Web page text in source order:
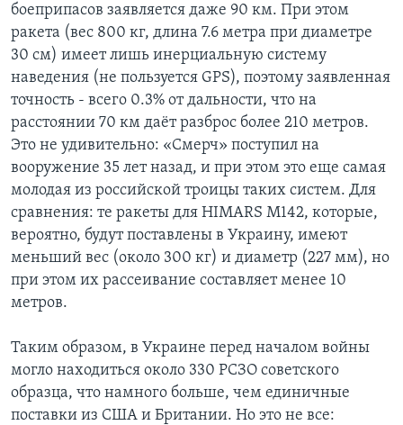
боеприпасов заявляется даже 90 км. При этом
ракета (вес 800 кг, длина 7.6 метра при диаметре
30 см) имеет лишь инерциальную систему
наведения (не пользуется GPS), поэтому заявленная
точность - всего 0.3% от дальности, что на
расстоянии 70 км даёт разброс более 210 метров.
Это не удивительно: «Смерч» поступил на
вооружение 35 лет назад, и при этом это еще самая
молодая из российской троицы таких систем. Для
сравнения: те ракеты для HIMARS M142, которые,
вероятно, будут поставлены в Украину, имеют
меньший вес (около 300 кг) и диаметр (227 мм), но
при этом их рассеивание составляет менее 10
метров.
Таким образом, в Украине перед началом войны
могло находиться около 330 РСЗО советского
образца, что намного больше, чем единичные
поставки из США и Британии. Но это не все: